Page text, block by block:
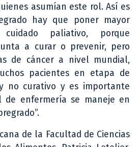
asumían este rol. Así es
hay que poner mayor
paliativo, porque
a curar o prevenir, pero
de cáncer a nivel mundial,
pacientes en etapa de
no curativo y es importante
de enfermería se maneje en
de la Facultad de Ciencias